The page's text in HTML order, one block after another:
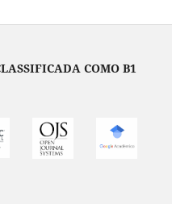
COMO B1